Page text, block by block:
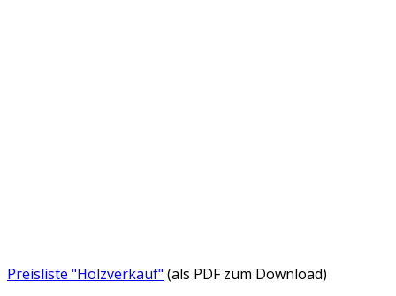
Preisliste "Holzverkauf" (als PDF zum Download)